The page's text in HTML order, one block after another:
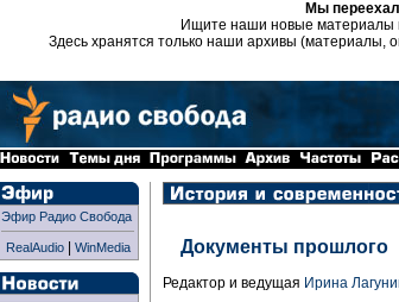
Мы
Ищите наши новые материалы
Здесь хранятся только наши архивы (материалы,
Эфир Радио Свобода
RealAudio| WinMedia Документы прошлого
Редактор и ведущая Ирина